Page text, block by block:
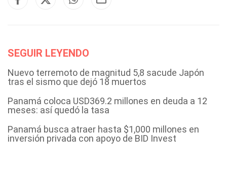
SEGUIR LEYENDO
Nuevo terremoto de magnitud 5,8 sacude Japón
tras el sismo que dejó 18 muertos
Panamá coloca USD369.2 millones en deuda a 12
meses: así quedó la tasa
Panamá busca atraer hasta $1,000 millones en
inversión privada con apoyo de BID Invest